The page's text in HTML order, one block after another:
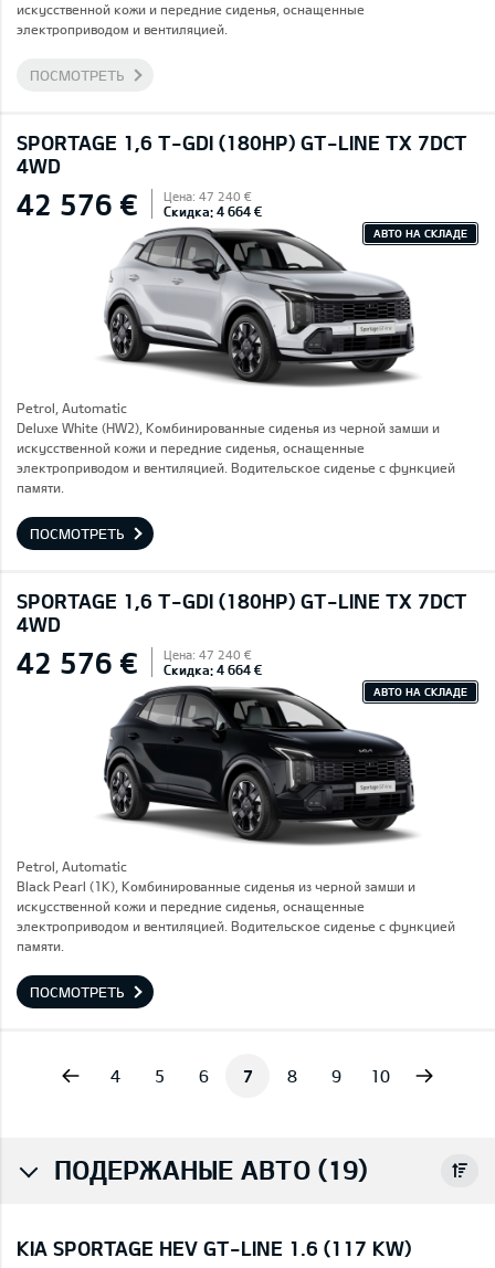
искусственной кожи и передние сиденья, оснащенные
электроприводом и вентиляцией.
ПОСМОТРЕТЬ
SPORTAGE 1,6 T-GDI (180HP) GT-LINE TX 7DCT
4WD
42 576 € Цена: 47 240 €
Скидка: 4 664 €
АВТО НА СКЛАДЕ
Petrol, Automatic
Deluxe White (HW2), Комбинированные сиденья из черной замши и
искусственной кожи и передние сиденья, оснащенные
электроприводом и вентиляцией. Водительское сиденье с функцией
памяти.
ПОСМОТРЕТЬ
SPORTAGE 1,6 T-GDI (180HP) GT-LINE TX 7DCT
4WD
42 576 € Цена: 47 240 €
Скидка: 4 664 €
АВТО НА СКЛАДЕ
Petrol, Automatic
Black Pearl (1K), Комбинированные сиденья из черной замши и
искусственной кожи и передние сиденья, оснащенные
электроприводом и вентиляцией. Водительское сиденье с функцией
памяти.
ПОСМОТРЕТЬ
4 5 6 7 8 9 10
ПОДЕРЖАНЫЕ АВТО (19)
KIA SPORTAGE HEV GT-LINE 1.6 (117 KW)